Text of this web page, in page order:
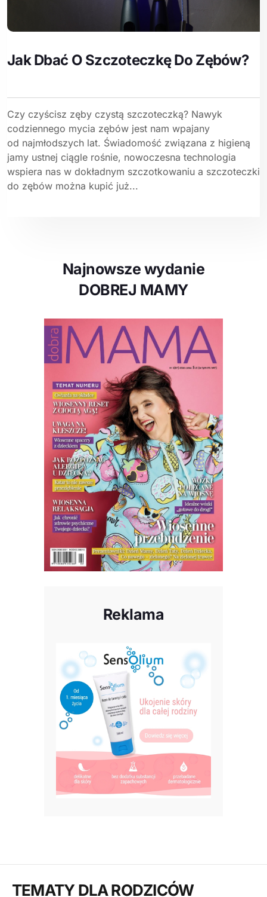
Jak Dbać O Szczoteczkę Do Zębów?
Czy czyścisz zęby czystą szczoteczką? Nawyk
codziennego mycia zębów jest nam wpajany
od najmłodszych lat. Świadomość związana z higieną
jamy ustnej ciągle rośnie, nowoczesna technologia
wspiera nas w dokładnym szczotkowaniu a szczoteczki
do zębów można kupić już...
Najnowsze wydanie
DOBREJ MAMY
Reklama
TEMATY DLA RODZICÓW